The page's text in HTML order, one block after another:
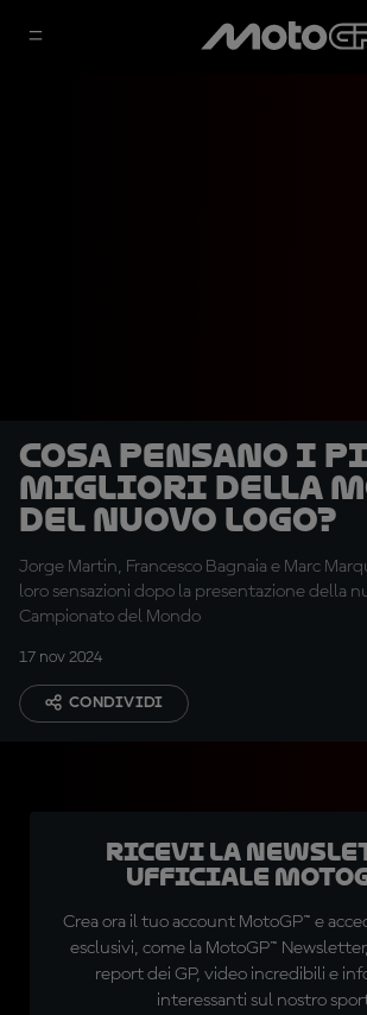
Cosa pensano i
migliori della
del nuovo logo?
Jorge Martin, Francesco Bagnaia e Marc
loro sensazioni dopo la presentazione della
Campionato del Mondo
17 nov 2024
CONDIVIDI
Ricevi la
ufficiale
Crea ora il tuo account MotoGP™ e
esclusivi, come la MotoGP™
report dei GP, video incredibili e
interessanti sul nostro